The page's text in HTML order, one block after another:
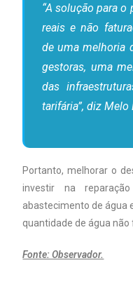
“A solução para o
reais e não
de uma melhoria
gestoras, uma
das
tarifária”, diz Melo
Portanto, melhorar o
investir na
abastecimento de água
quantidade de água não
Fonte: Observador.